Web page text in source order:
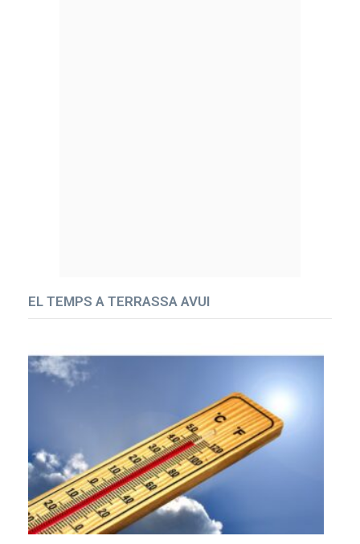
EL TEMPS A TERRASSA AVUI